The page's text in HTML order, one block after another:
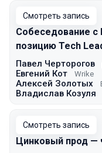
Смотреть запись
Собеседование
позицию Tech
Павел Черторогов
Евгений Кот Wrike
Алексей Золотых
Владислав Козуля
Смотреть запись
Цинковый прод —